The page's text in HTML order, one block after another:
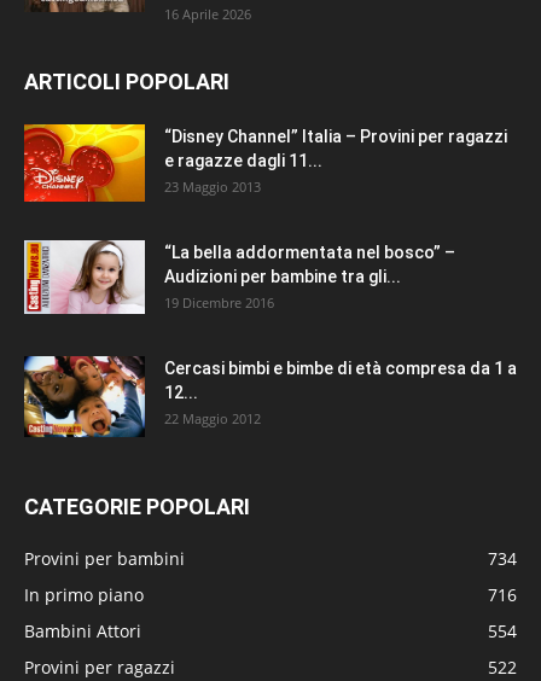
16 Aprile 2026
ARTICOLI POPOLARI
“Disney Channel” Italia – Provini per ragazzi
e ragazze dagli 11...
23 Maggio 2013
“La bella addormentata nel bosco” –
Audizioni per bambine tra gli...
19 Dicembre 2016
Cercasi bimbi e bimbe di età compresa da 1 a
12...
22 Maggio 2012
CATEGORIE POPOLARI
Provini per bambini
734
In primo piano
716
Bambini Attori
554
Provini per ragazzi
522